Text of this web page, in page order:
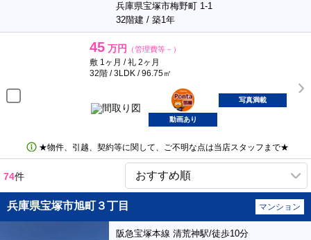
兵庫県宝塚市梅野町 1-1
32階建 / 築1年
45 万円 （管理費等－）
敷 1ヶ月 / 礼 2ヶ月
32階 / 3LDK / 96.75㎡
ポンタ
部屋
写真満載
動画あり
★物件、引越、契約等に関して、ご不明な点は当店スタッフまで★
74件
兵庫県宝塚市旭町３丁目 マンション
阪急宝塚本線 清荒神駅/徒歩10分